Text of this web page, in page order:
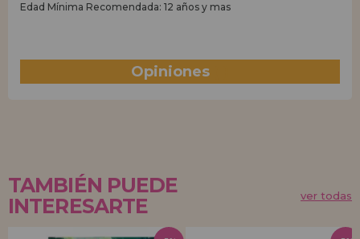
Edad Mínima Recomendada: 12 años y mas
Opiniones
TAMBIÉN PUEDE
INTERESARTE
ver todas